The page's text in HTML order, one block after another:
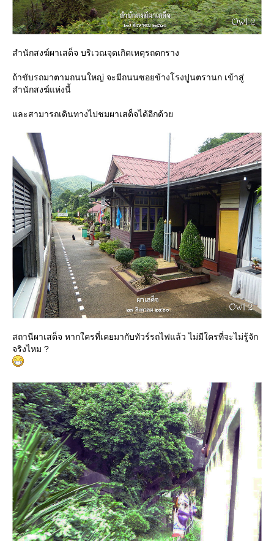
สำนักสงฆ์ผาเสด็จ บริเวณจุดเกิดเหตุรถตกราง
ถ้าขับรถมาตามถนนใหญ่ จะมีถนนซอยข้างโรงปูนตรานก เข้าสู่
สำนักสงฆ์แห่งนี้
ละสามารถเดินทางไปชมผาเสด็จได้อีกด้ว
สถานีผาเสด็จ หากใครที่เคยมากับทัวร์รถไฟแล้ว ไม่มีใครที่จะไม่รู้จัก
จริงไหม ?